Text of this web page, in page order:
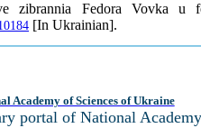
zibrannia Fedora Vovka u
[In Ukrainian].
Academy of Sciences of Ukraine
portal of National